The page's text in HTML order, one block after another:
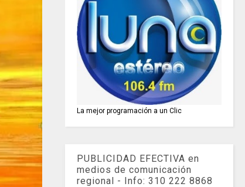
La mejor programación a un Clic
PUBLICIDAD EFECTIVA en
medios de comunicación
regional - Info: 310 222 8868